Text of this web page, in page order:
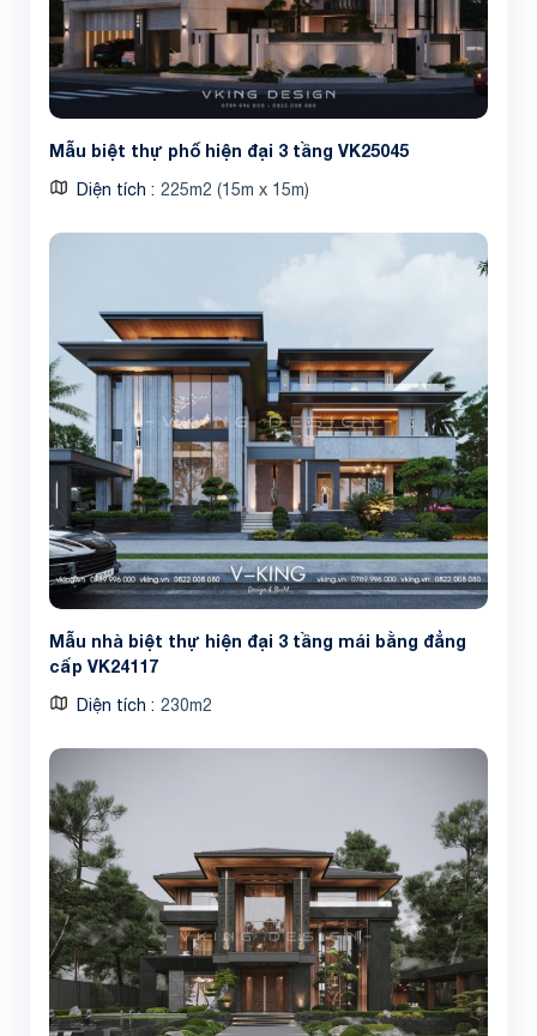
Share
Mẫu biệt thự phố hiện đại 3 tầng VK25045
Diện tích 225m2 (15m x 15m)
Mẫu nhà biệt thự hiện đại 3 tầng mái bằng đẳng
cấp VK24117
Diện tích 230m2